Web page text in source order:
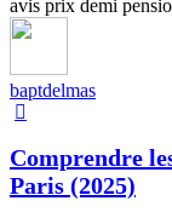
baptdelmas
Comprendre
Paris (2025)